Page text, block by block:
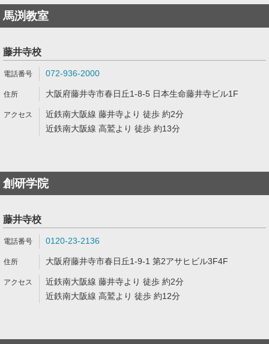
馬渕教室
藤井寺校
072-936-2000
大阪府藤井寺市春日丘1-8-5 日本生命藤井寺ビル1F
近鉄南大阪線 藤井寺より 徒歩 約2分
近鉄南大阪線 高鷲より 徒歩 約13分
創研学院
藤井寺校
0120-23-2136
大阪府藤井寺市春日丘1-9-1 第2アサヒビル3F4F
近鉄南大阪線 藤井寺より 徒歩 約2分
近鉄南大阪線 高鷲より 徒歩 約12分